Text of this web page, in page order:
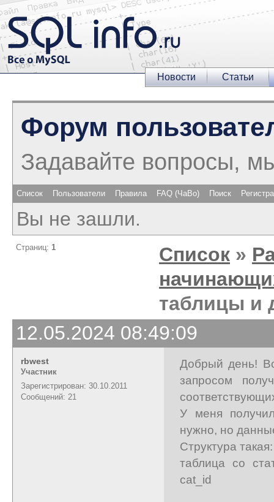
Новости Статьи
Форум
Задавайте вопросы,
Список Пользователи Правила FAQ (ЧаВо) Поиск
Вы не зашли.
Страниц: 1 Список »
таблицы и
12.05.2024 08:49:09
rbwest
Участник
Зарегистрирован: 30.10.2011
Сообщений: 21
Добрый день!
запросом
У меня
нужно, но
Структура такая:
таблица со
cat_id